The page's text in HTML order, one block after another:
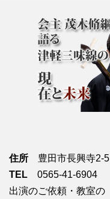
住所 豊田市長興寺2-5
TEL 0565-41-6904
出演のご依頼・教室の